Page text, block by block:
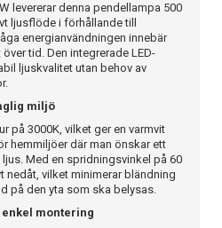
levererar denna pendellampa 500
ljusflöde i förhållande till
energianvändningen innebär
tid. Den integrerade LED-
ljuskvalitet utan behov av
miljö
på 3000K, vilket ger en varmvit
hemmiljöer där man önskar ett
Med en spridningsvinkel på 60
vilket minimerar bländning
på den yta som ska belysas.
montering